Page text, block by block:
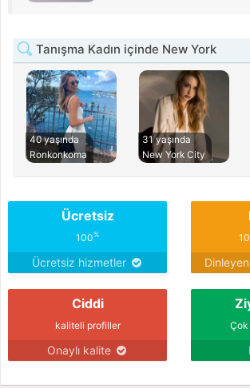
Tanışma Kadın içinde New York
40 yaşında
Ronkonkoma
31 yaşında
New York City
Ücretsiz
100%
Ücretsiz hizmetler
Ciddi
kaliteli profiller
Onaylı kalite